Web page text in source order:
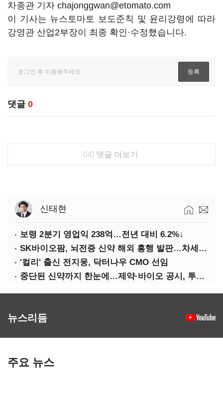
차종관 기자 chajonggwan@etomato.com
이 기사는 뉴스토마토 보도준칙 및 윤리강령에 따라
강영관 산업2부장이 최종 확인·수정했습니다.
댓글 0
0/0 댓글 더보기
신태현
보령 2분기 영업익 238억…전년 대비 6.2%↓
SK바이오팜, 뇌전증 신약 해외 흥행 발판…차세대 신약 개발 속도
'컬리' 출신 전지웅, 닥터나우 CMO 선임
중단된 신약까지 한눈에…제약·바이오 공시, 투명해진다
뉴스리듬
주요 뉴스